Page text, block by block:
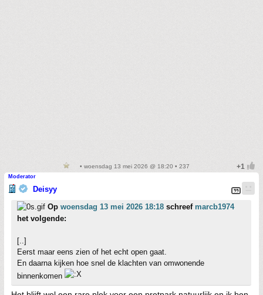
• woensdag 13 mei 2026 @ 18:20 • 237
Moderator
Deisyy
Op woensdag 13 mei 2026 18:18 schreef marcb1974
het volgende:
[..]
Eerst maar eens zien of het echt open gaat.
En daarna kijken hoe snel de klachten van omwonende
binnenkomen